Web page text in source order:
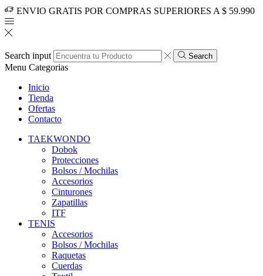
ENVIO GRATIS POR COMPRAS SUPERIORES A $ 59.990
Search input Search
Menu Categorias
Inicio
Tienda
Ofertas
Contacto
TAEKWONDO
Dobok
Protecciones
Bolsos / Mochilas
Accesorios
Cinturones
Zapatillas
ITF
TENIS
Accesorios
Bolsos / Mochilas
Raquetas
Cuerdas